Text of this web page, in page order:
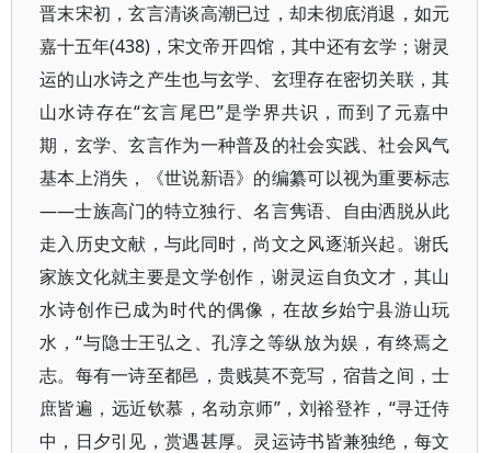
晋末宋初，玄言清谈高潮已过，却未彻底消退，如元
嘉十五年(438)，宋文帝开四馆，其中还有玄学；谢灵
运的山水诗之产生也与玄学、玄理存在密切关联，其
山水诗存在“玄言尾巴”是学界共识，而到了元嘉中
期，玄学、玄言作为一种普及的社会实践、社会风气
基本上消失，《世说新语》的编纂可以视为重要标志
——士族高门的特立独行、名言隽语、自由洒脱从此
走入历史文献，与此同时，尚文之风逐渐兴起。谢氏
家族文化就主要是文学创作，谢灵运自负文才，其山
水诗创作已成为时代的偶像，在故乡始宁县游山玩
水，“与隐士王弘之、孔淳之等纵放为娱，有终焉之
志。每有一诗至都邑，贵贱莫不竞写，宿昔之间，士
庶皆遍，远近钦慕，名动京师”，刘裕登祚，“寻迁侍
中，日夕引见，赏遇甚厚。灵运诗书皆兼独绝，每文